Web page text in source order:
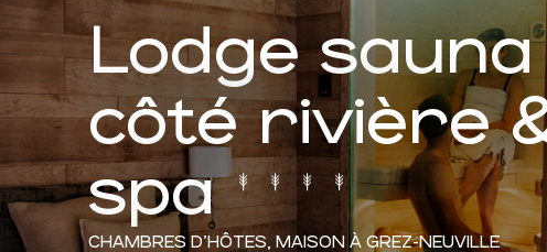
Lodge
côté rivière
spa
CHAMBRES D'HÔTES,MAISON À GREZ-NEUVILLE